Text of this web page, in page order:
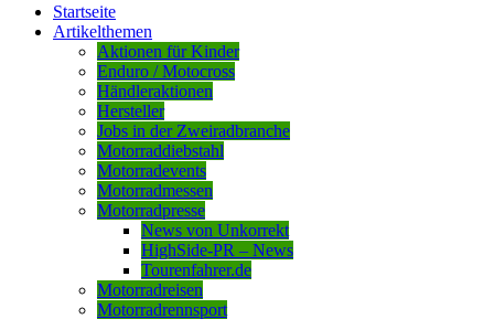
Startseite
Artikelthemen
Aktionen für Kinder
Enduro / Motocross
Händleraktionen
Hersteller
Jobs in der Zweiradbranche
Motorraddiebstahl
Motorradevents
Motorradmessen
Motorradpresse
News von Unkorrekt
HighSide-PR – News
Tourenfahrer.de
Motorradreisen
Motorradrennsport